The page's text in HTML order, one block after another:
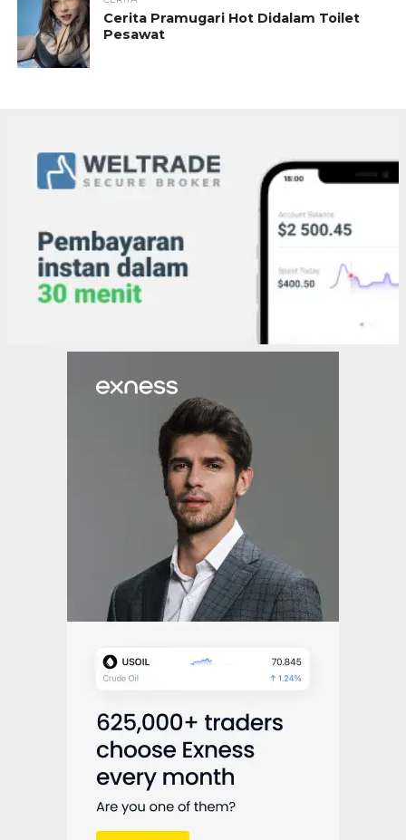
Cerita Pramugari Hot Didalam Toilet
Pesawat